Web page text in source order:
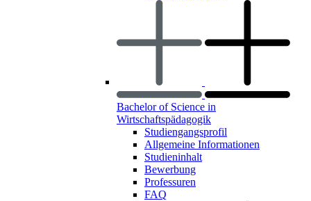
Bachelor of Science in
Wirtschaftspädagogik
Studiengangsprofil
Allgemeine Informationen
Studieninhalt
Bewerbung
Professuren
FAQ